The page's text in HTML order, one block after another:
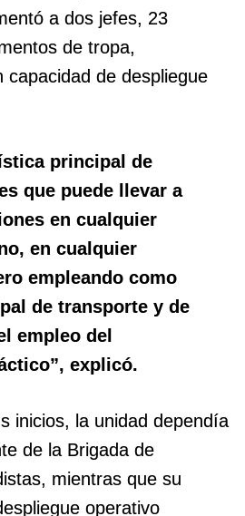
a dos jefes, 23
de tropa,
capacidad de despliegue
principal de
que puede llevar a
en cualquier
en cualquier
empleando como
de transporte y de
empleo del
explicó.
inicios, la unidad dependía
de la Brigada de
mientras que su
operativo